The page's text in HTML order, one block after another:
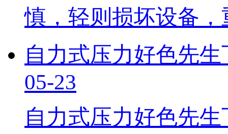
慎，轻则损坏设备
自力式压力好色先
05-23
自力式压力好色先